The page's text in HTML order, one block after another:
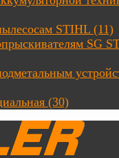
STIHL (11)
SG
(30)